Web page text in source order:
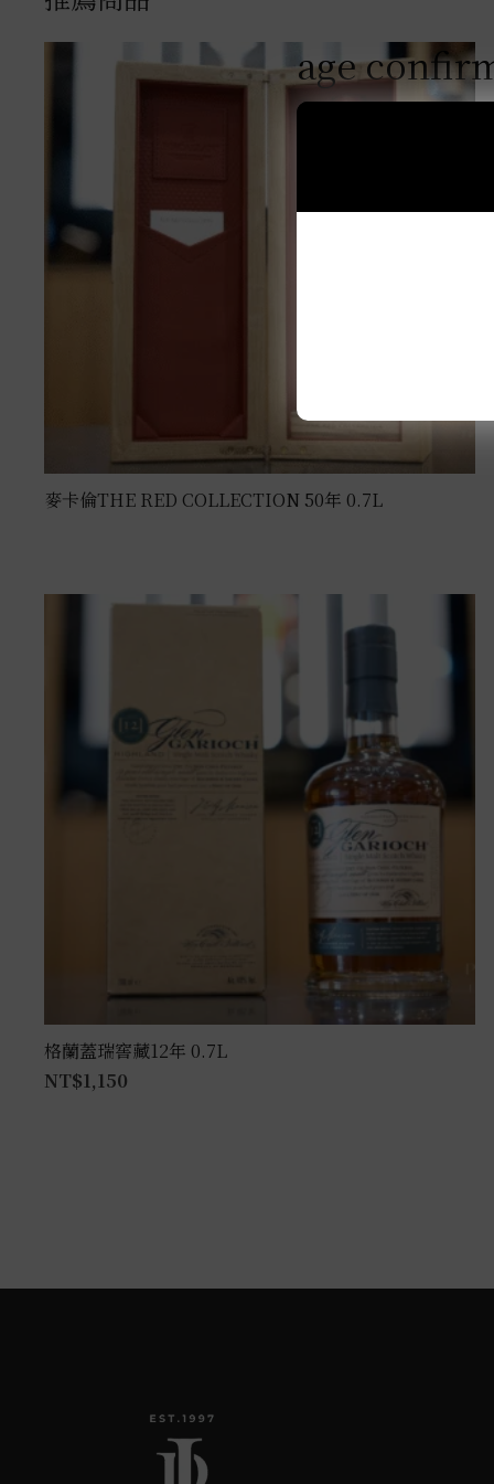
麥卡倫THE RED COLLECTION 50年 0.7L
格蘭蓋瑞窖藏12年 0.7L
NT$1,150
age